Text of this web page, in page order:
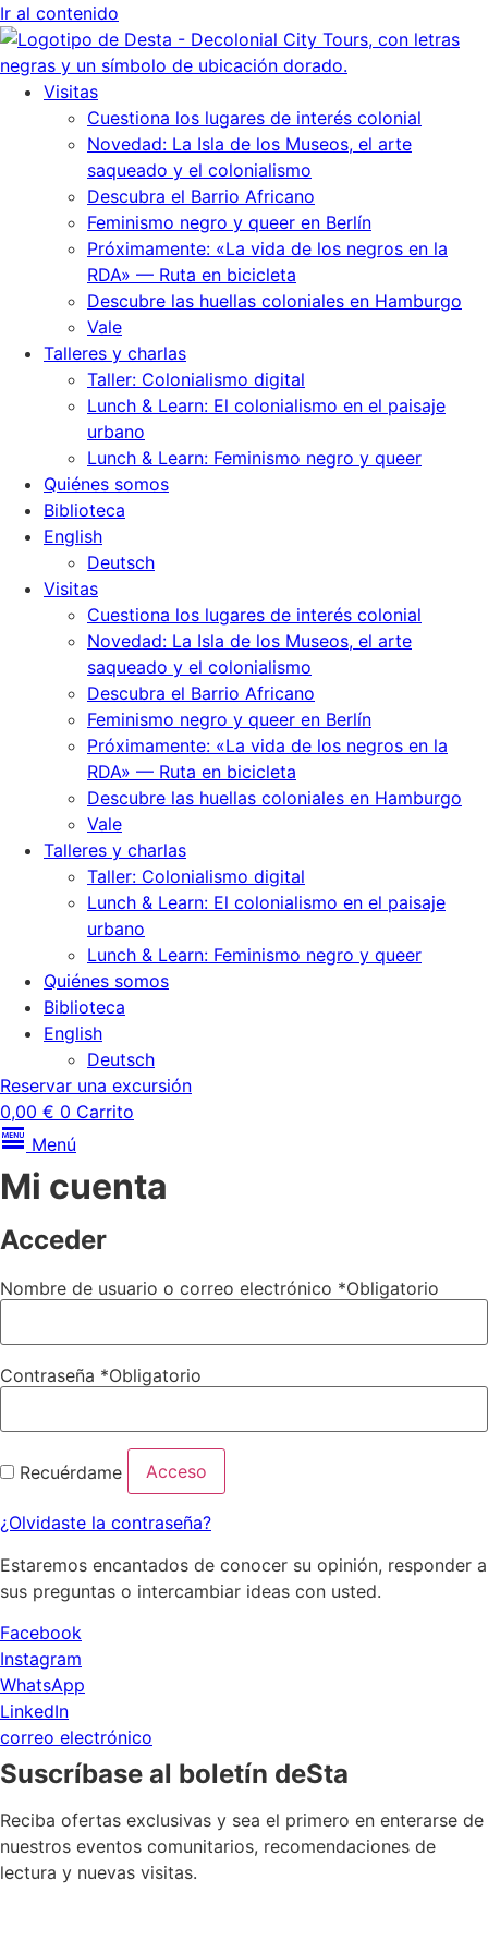
Ir al contenido
Visitas
Cuestiona los lugares de interés colonial
Novedad: La Isla de los Museos, el arte
saqueado y el colonialismo
Descubra el Barrio Africano
Feminismo negro y queer en Berlín
Próximamente: «La vida de los negros en la
RDA» — Ruta en bicicleta
Descubre las huellas coloniales en Hamburgo
Vale
Talleres y charlas
Taller: Colonialismo digital
Lunch & Learn: El colonialismo en el paisaje
urbano
Lunch & Learn: Feminismo negro y queer
Quiénes somos
Biblioteca
English
Deutsch
Visitas
Cuestiona los lugares de interés colonial
Novedad: La Isla de los Museos, el arte
saqueado y el colonialismo
Descubra el Barrio Africano
Feminismo negro y queer en Berlín
Próximamente: «La vida de los negros en la
RDA» — Ruta en bicicleta
Descubre las huellas coloniales en Hamburgo
Vale
Talleres y charlas
Taller: Colonialismo digital
Lunch & Learn: El colonialismo en el paisaje
urbano
Lunch & Learn: Feminismo negro y queer
Quiénes somos
Biblioteca
English
Deutsch
Reservar una excursión
0,00 € 0 Carrito
Menú
Mi cuenta
Acceder
Nombre de usuario o correo electrónico *Obligatorio
Contraseña *Obligatorio
Recuérdame Acceso
¿Olvidaste la contraseña?
Estaremos encantados de conocer su opinión, responder a
sus preguntas o intercambiar ideas con usted.
Facebook
Instagram
WhatsApp
LinkedIn
correo electrónico
Suscríbase al boletín deSta
Reciba ofertas exclusivas y sea el primero en enterarse de
nuestros eventos comunitarios, recomendaciones de
lectura y nuevas visitas.